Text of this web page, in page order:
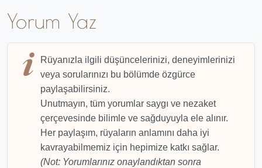
Yorum Yaz
Rüyanızla ilgili düşüncelerinizi, deneyimlerinizi
veya sorularınızı bu bölümde özgürce
paylaşabilirsiniz.
Unutmayın, tüm yorumlar saygı ve nezaket
çerçevesinde bilimle ve sağduyuyla ele alınır.
Her paylaşım, rüyaların anlamını daha iyi
kavrayabilmemiz için hepimize katkı sağlar.
(Not: Yorumlarınız onaylandıktan sonra